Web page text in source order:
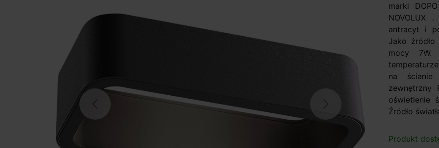
Next
marki
NOVOLUX
antracyt i
Jako
mocy 7W.
na
zewnętrzny
oświetlenie
Źródło
Produkt